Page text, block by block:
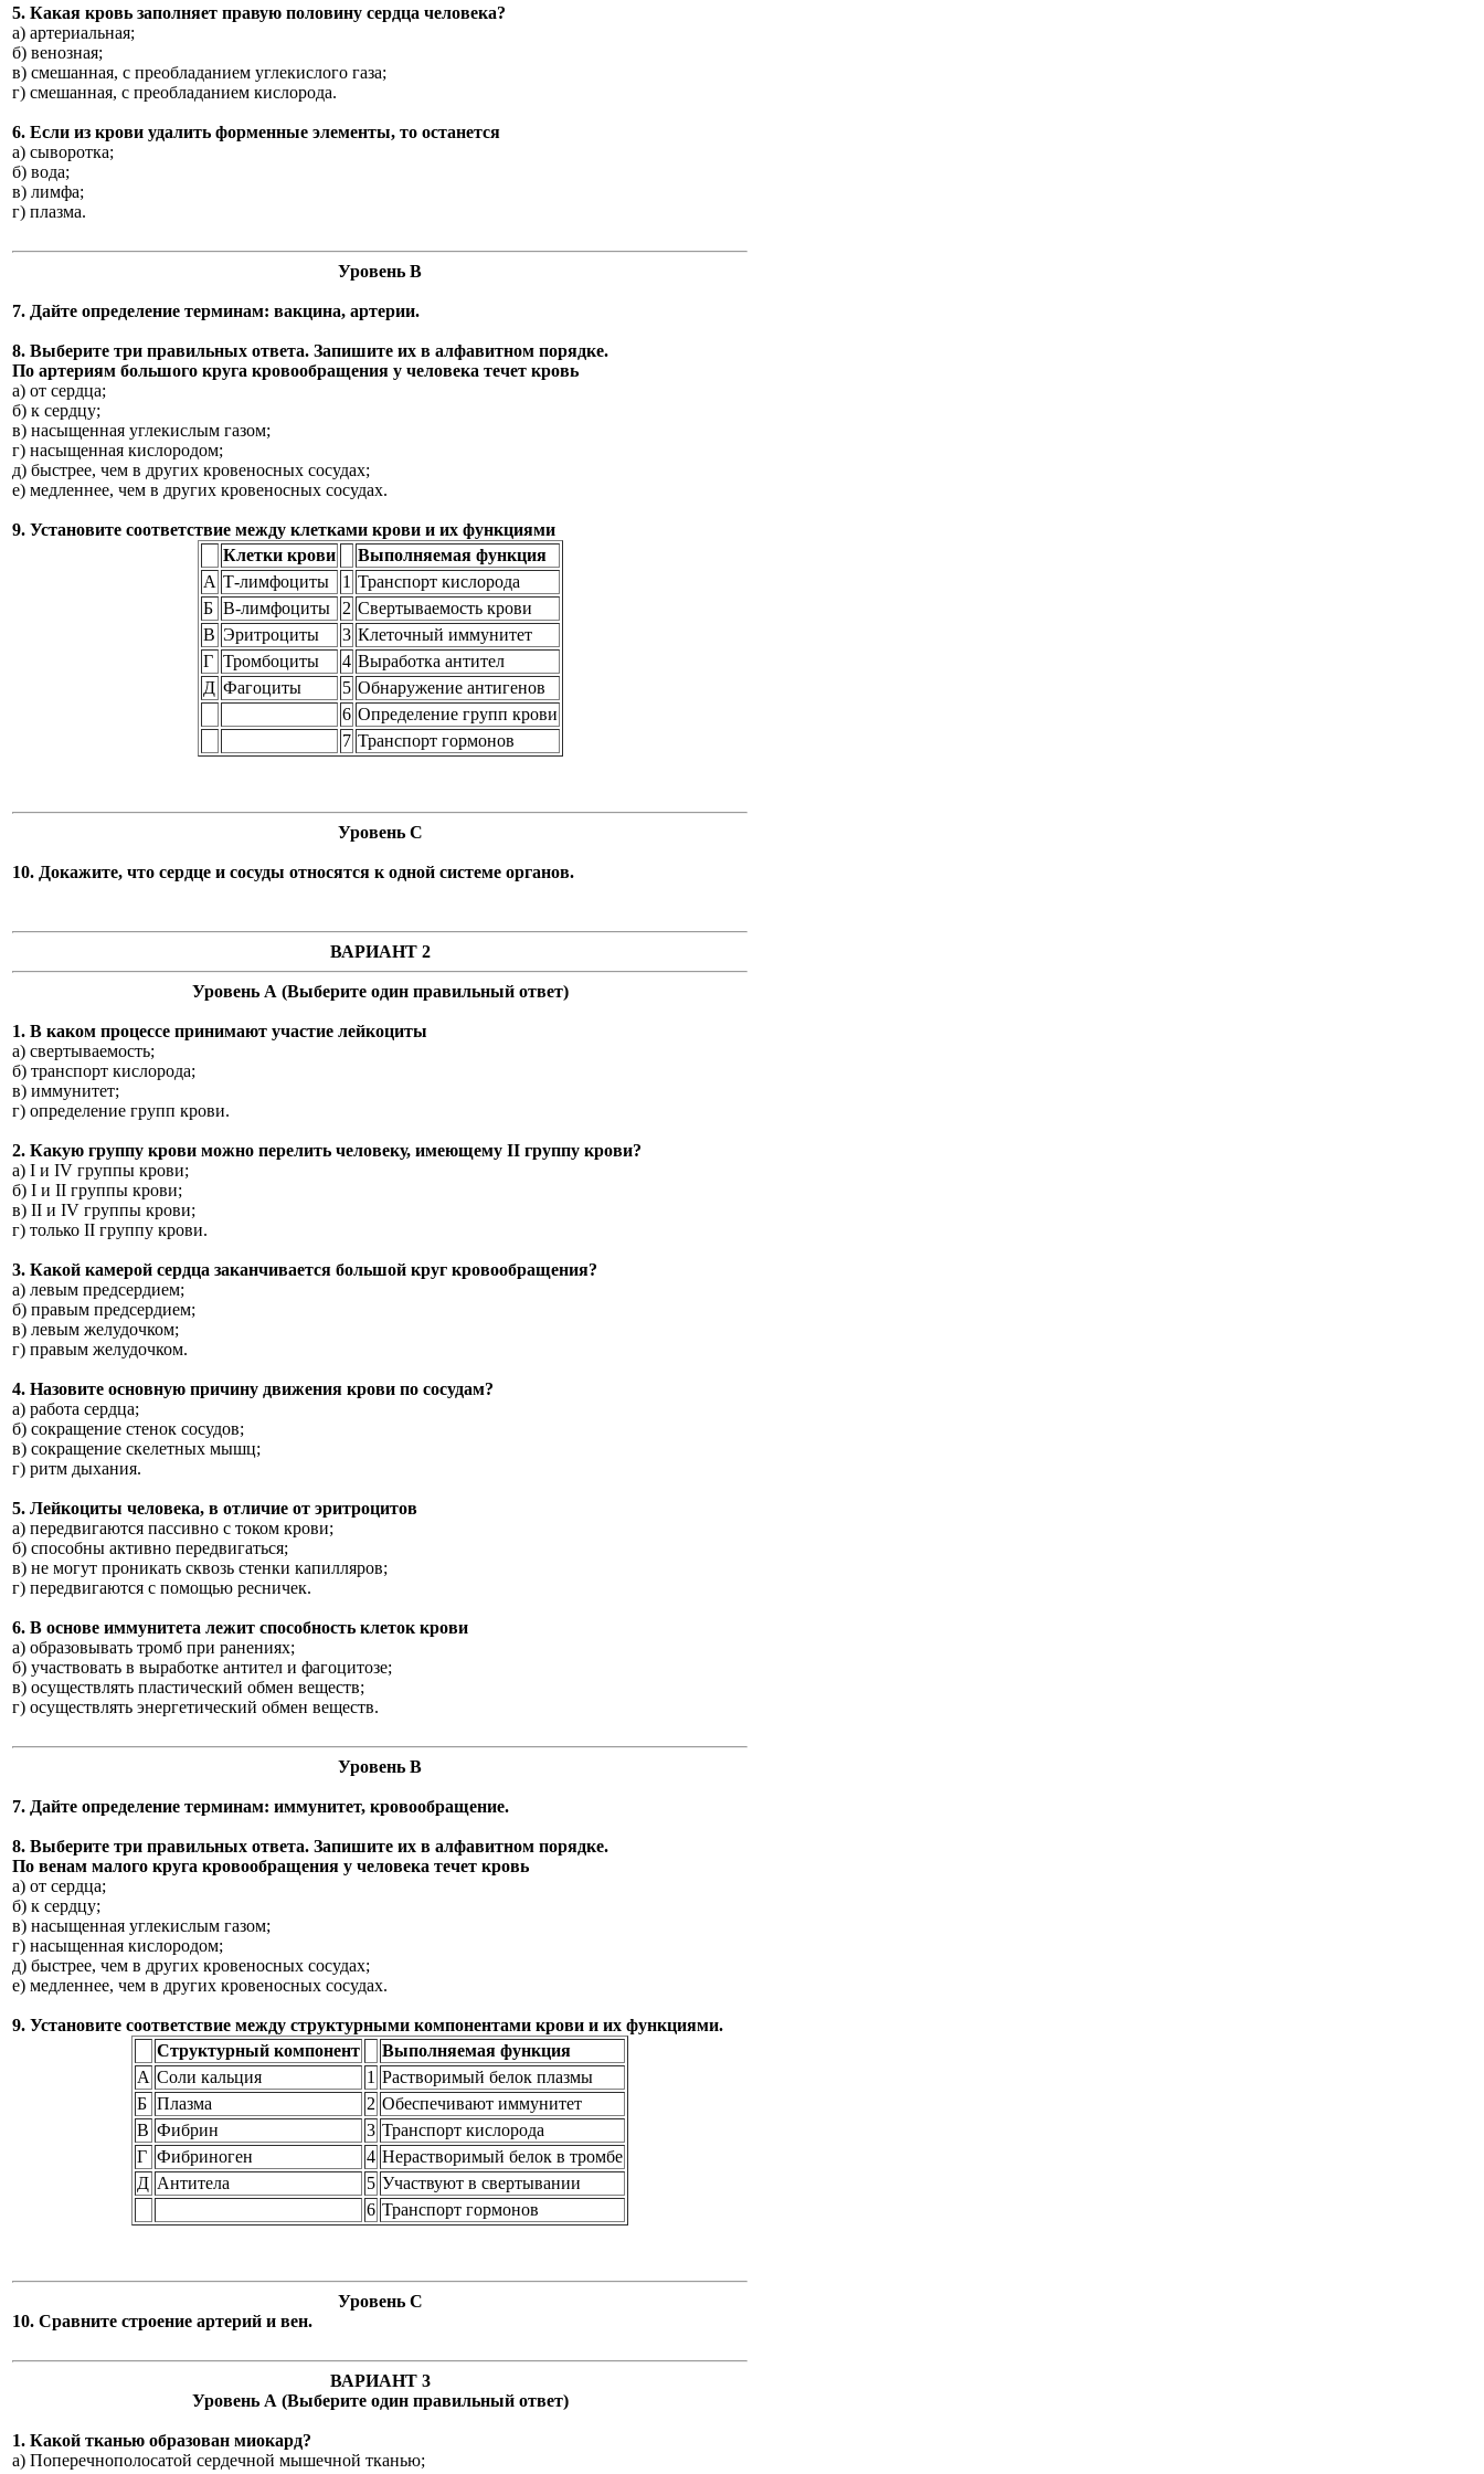
5. Какая кровь заполняет правую половину сердца человека?
а) артериальная;
б) венозная;
в) смешанная, с преобладанием углекислого газа;
г) смешанная, с преобладанием кислорода.
6. Если из крови удалить форменные элементы, то останется
а) сыворотка;
б) вода;
в) лимфа;
г) плазма.
Уровень В
7. Дайте определение терминам: вакцина, артерии.
8. Выберите три правильных ответа. Запишите их в алфавитном порядке.
По артериям большого круга кровообращения у человека течет кровь
а) от сердца;
б) к сердцу;
в) насыщенная углекислым газом;
г) насыщенная кислородом;
д) быстрее, чем в других кровеносных сосудах;
е) медленнее, чем в других кровеносных сосудах.
9. Установите соответствие между клетками крови и их функциями
Клетки крови
Выполняемая функция
А Т-лимфоциты 1 Транспорт кислорода
Б В-лимфоциты 2 Свертываемость крови
В Эритроциты 3 Клеточный иммунитет
Г Тромбоциты 4 Выработка антител
Д Фагоциты 5 Обнаружение антигенов
6 Определение групп крови
7 Транспорт гормонов
Уровень С
10. Докажите, что сердце и сосуды относятся к одной системе органов.
ВАРИАНТ 2
Уровень А (Выберите один правильный ответ)
1. В каком процессе принимают участие лейкоциты
а) свертываемость;
б) транспорт кислорода;
в) иммунитет;
г) определение групп крови.
2. Какую группу крови можно перелить человеку, имеющему II группу крови?
а) I и IV группы крови;
б) I и II группы крови;
в) II и IV группы крови;
г) только II группу крови.
3. Какой камерой сердца заканчивается большой круг кровообращения?
а) левым предсердием;
б) правым предсердием;
в) левым желудочком;
г) правым желудочком.
4. Назовите основную причину движения крови по сосудам?
а) работа сердца;
б) сокращение стенок сосудов;
в) сокращение скелетных мышц;
г) ритм дыхания.
5. Лейкоциты человека, в отличие от эритроцитов
а) передвигаются пассивно с током крови;
б) способны активно передвигаться;
в) не могут проникать сквозь стенки капилляров;
г) передвигаются с помощью ресничек.
6. В основе иммунитета лежит способность клеток крови
а) образовывать тромб при ранениях;
б) участвовать в выработке антител и фагоцитозе;
в) осуществлять пластический обмен веществ;
г) осуществлять энергетический обмен веществ.
Уровень В
7. Дайте определение терминам: иммунитет, кровообращение.
8. Выберите три правильных ответа. Запишите их в алфавитном порядке.
По венам малого круга кровообращения у человека течет кровь
а) от сердца;
б) к сердцу;
в) насыщенная углекислым газом;
г) насыщенная кислородом;
д) быстрее, чем в других кровеносных сосудах;
е) медленнее, чем в других кровеносных сосудах.
9. Установите соответствие между структурными компонентами крови и их функциями.
Структурный компонент
Выполняемая функция
А Соли кальция 1 Растворимый белок плазмы
Б Плазма 2 Обеспечивают иммунитет
В Фибрин 3 Транспорт кислорода
Г Фибриноген 4 Нерастворимый белок в тромбе
Д Антитела 5 Участвуют в свертывании
6 Транспорт гормонов
Уровень С
10. Сравните строение артерий и вен.
ВАРИАНТ 3
Уровень А (Выберите один правильный ответ)
1. Какой тканью образован миокард?
а) Поперечнополосатой сердечной мышечной тканью;